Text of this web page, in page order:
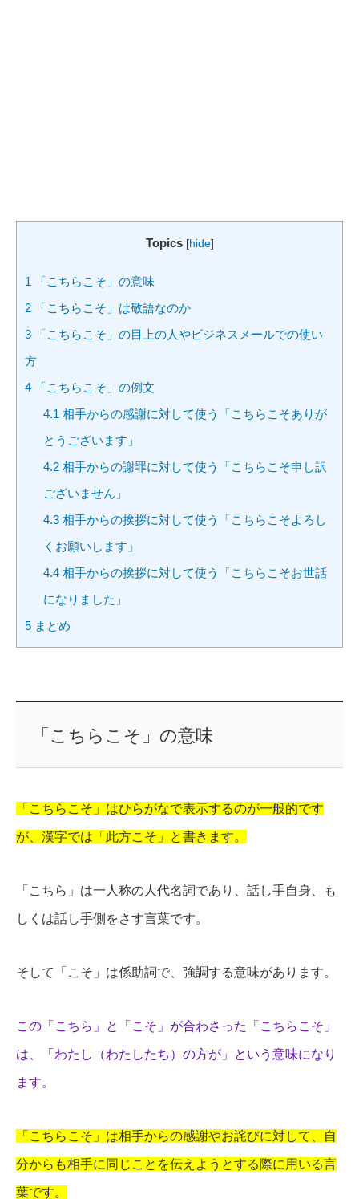
Topics [hide]
1 「こちらこそ」の意味
2 「こちらこそ」は敬語なのか
3 「こちらこそ」の目上の人やビジネスメールでの使い
方
4 「こちらこそ」の例文
4.1 相手からの感謝に対して使う「こちらこそありが
とうございます」
4.2相手からの謝罪に対して使う「こちらこそ申し訳
ございません」
4.3相手からの挨拶に対して使う「こちらこそよろし
くお願いします」
4.4相手からの挨拶に対して使う「こちらこそお世話
になりました」
5 まとめ
「こちらこそ」の意味
「こちらこそ」はひらがなで表示するのが一般的です
が、漢字では「此方こそ」と書きます。
「こちら」は一人称の人代名詞であり、話し手自身、も
しくは話し手側をさす言葉です。
そして「こそ」は係助詞で、強調する意味があります。
この「こちら」と「こそ」が合わさった「こちらこそ」
は、「わたし（わたしたち）の方が」という意味になり
ます。
「こちらこそ」は相手からの感謝やお詫びに対して、自
分からも相手に同じことを伝えようとする際に用いる言
葉です。